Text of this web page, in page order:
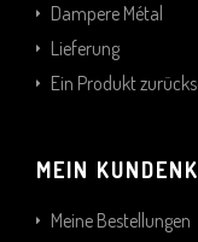
Dampere Métal
Lieferung
Ein Produkt
MEIN
Meine Bestellungen